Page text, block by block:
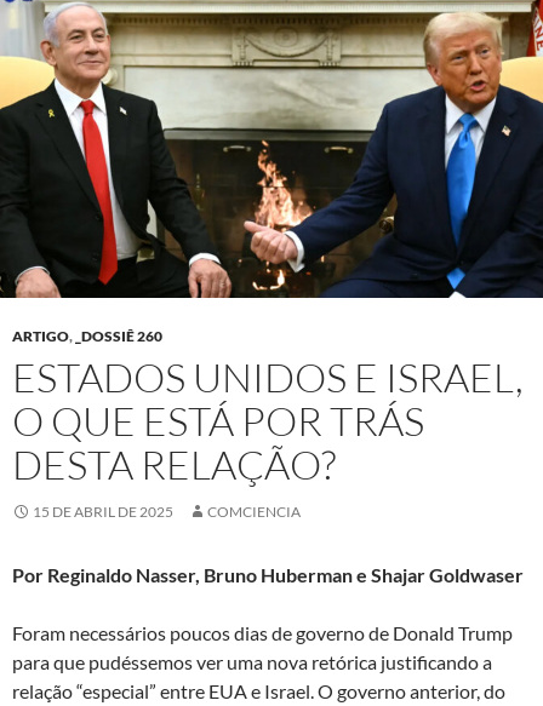
ARTIGO, _DOSSIÊ 260
ESTADOS UNIDOS E ISRAEL,
O QUE ESTÁ POR TRÁS
DESTA RELAÇÃO?
15 DE ABRIL DE 2025 COMCIENCIA
Por Reginaldo Nasser, Bruno Huberman e Shajar Goldwaser
Foram necessários poucos dias de governo de Donald Trump
para que pudéssemos ver uma nova retórica justificando a
relação “especial” entre EUA e Israel. O governo anterior, do